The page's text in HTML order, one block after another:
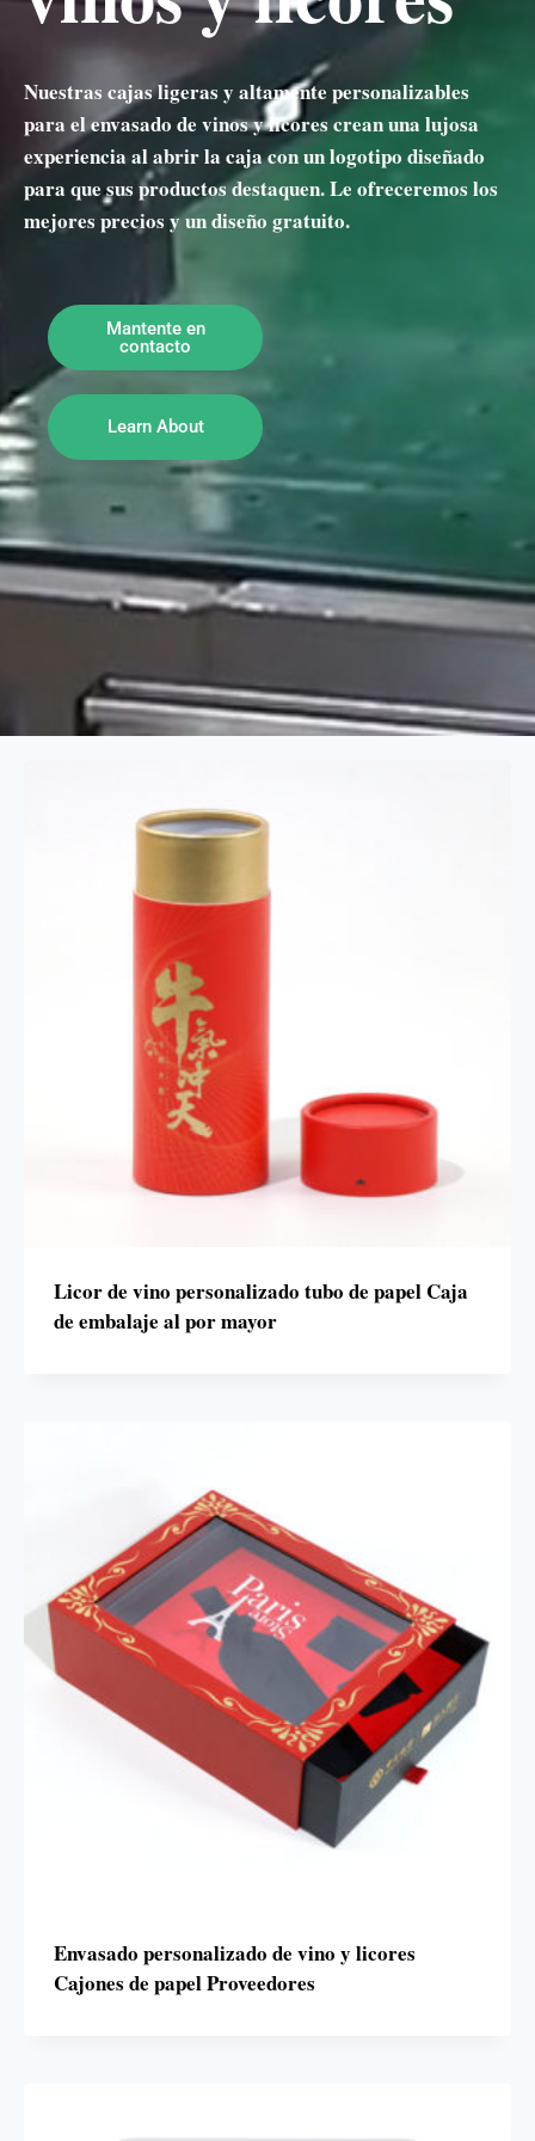
Nuestras cajas ligeras y altamente personalizables
para el envasado de vinos y licores crean una lujosa
experiencia al abrir la caja con un logotipo diseñado
para que sus productos destaquen. Le ofreceremos los
mejores precios y un diseño gratuito.
Mantente en
contacto
Learn About
Licor de vino personalizado tubo de papel Caja
de embalaje al por mayor
Envasado personalizado de vino y licores
Cajones de papel Proveedores